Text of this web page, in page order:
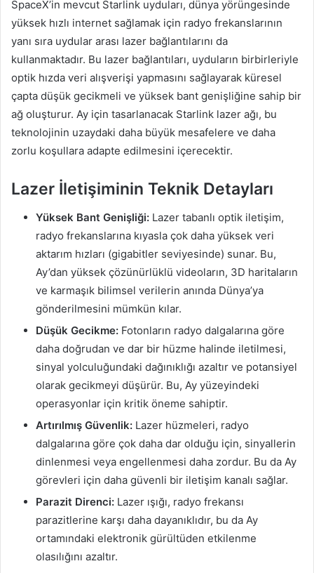
SpaceX’in mevcut Starlink uyduları, dünya yörüngesinde
yüksek hızlı internet sağlamak için radyo frekanslarının
yanı sıra uydular arası lazer bağlantılarını da
kullanmaktadır. Bu lazer bağlantıları, uyduların birbirleriyle
optik hızda veri alışverişi yapmasını sağlayarak küresel
çapta düşük gecikmeli ve yüksek bant genişliğine sahip bir
ağ oluşturur. Ay için tasarlanacak Starlink lazer ağı, bu
teknolojinin uzaydaki daha büyük mesafelere ve daha
zorlu koşullara adapte edilmesini içerecektir.
Lazer İletişiminin Teknik Detayları
Yüksek Bant Genişliği: Lazer tabanlı optik iletişim,
radyo frekanslarına kıyasla çok daha yüksek veri
aktarım hızları (gigabitler seviyesinde) sunar. Bu,
Ay’dan yüksek çözünürlüklü videoların, 3D haritaların
ve karmaşık bilimsel verilerin anında Dünya’ya
gönderilmesini mümkün kılar.
Düşük Gecikme: Fotonların radyo dalgalarına göre
daha doğrudan ve dar bir hüzme halinde iletilmesi,
sinyal yolculuğundaki dağınıklığı azaltır ve potansiyel
olarak gecikmeyi düşürür. Bu, Ay yüzeyindeki
operasyonlar için kritik öneme sahiptir.
Artırılmış Güvenlik: Lazer hüzmeleri, radyo
dalgalarına göre çok daha dar olduğu için, sinyallerin
dinlenmesi veya engellenmesi daha zordur. Bu da Ay
görevleri için daha güvenli bir iletişim kanalı sağlar.
Parazit Direnci: Lazer ışığı, radyo frekansı
parazitlerine karşı daha dayanıklıdır, bu da Ay
ortamındaki elektronik gürültüden etkilenme
olasılığını azaltır.